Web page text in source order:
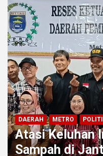
DAERAH METRO
‎Anggota